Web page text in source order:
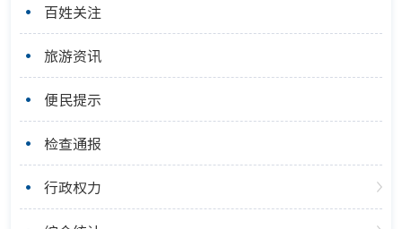
百姓关注
旅游资讯
便民提示
检查通报
行政权力